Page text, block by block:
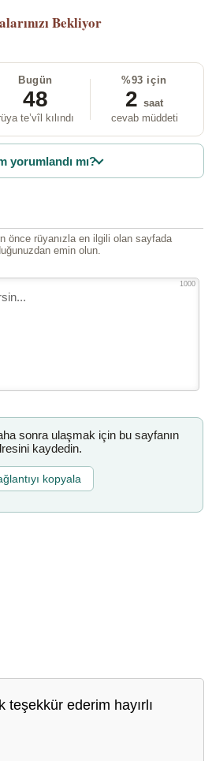
Bekliyor
Bugün
48
te’vîl kılındı
%93 için
2 saat
cevab müddeti
yorumlandı mı?
önce rüyanızla en ilgili olan sayfada
emin olun.
1000
sonra ulaşmak için bu sayfanın
kaydedin.
kopyala
teşekkür ederim hayırlı